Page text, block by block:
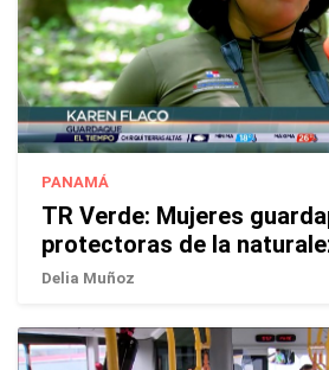
PANAMÁ
TR Verde: Mujeres
protectoras de la
Delia Muñoz